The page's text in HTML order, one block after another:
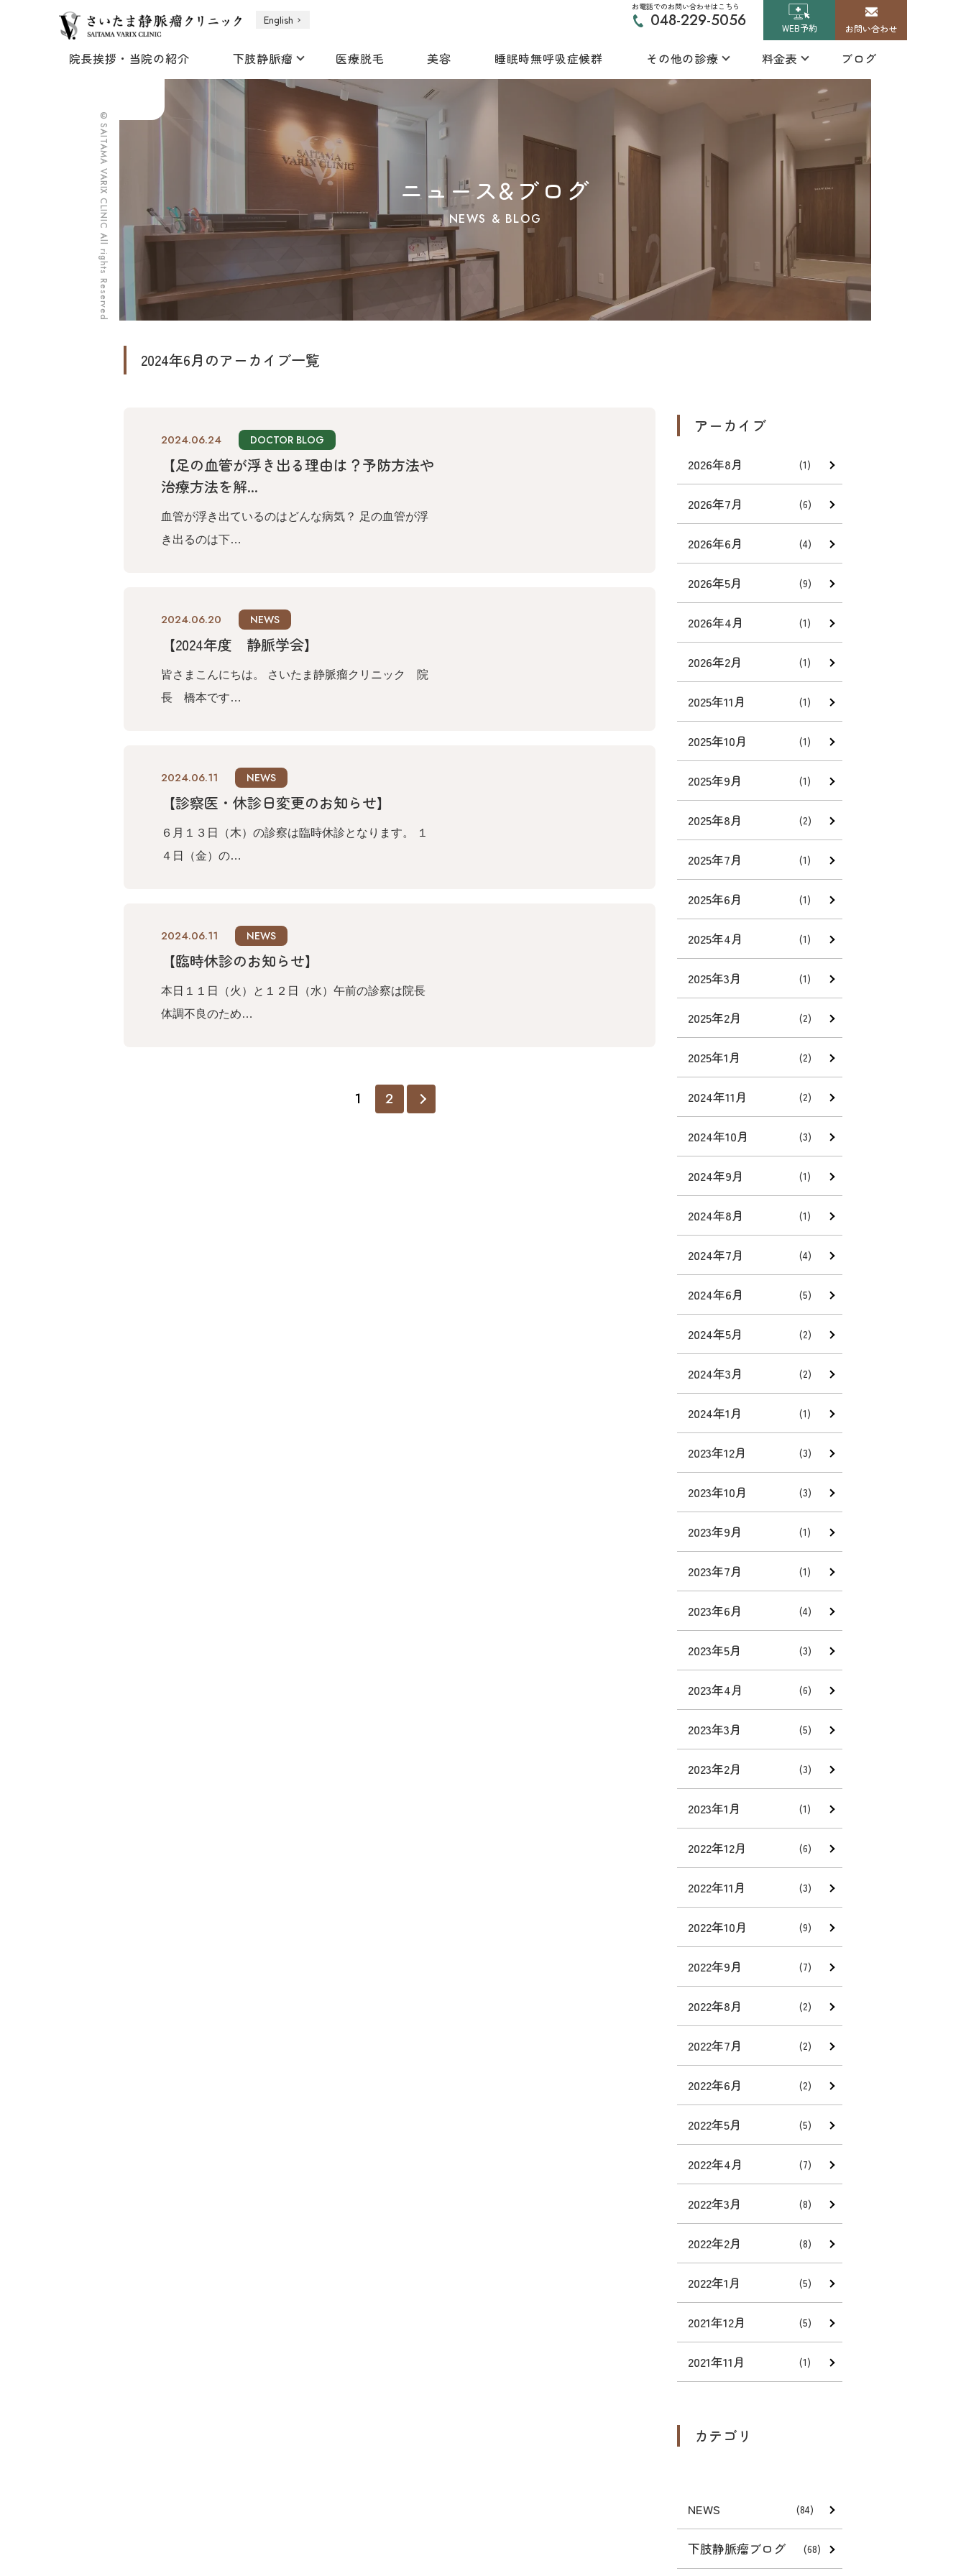
English
お電話でのお問い合わせはこちら
048-229-5056 WEB予約 お問い合わせ
院長挨拶・当院の紹介 下肢静脈瘤 医療脱毛 美容 睡眠時無呼吸症候群 その他の診療 料金表 ブログ
©SAITAMA VARIX CLINIC All rights Reserved ニュース&ブログ
NEWS & BLOG
2024年6月のアーカイブ一覧
2024.06.24 DOCTOR BLOG
【足の血管が浮き出る理由は？予防方法や
治療方法を解...
血管が浮き出ているのはどんな病気？ 足の血管が浮
き出るのは下…
2024.06.20 NEWS
【2024年度 静脈学会】
皆さまこんにちは。 さいたま静脈瘤クリニック 院
長 橋本です…
2024.06.11 NEWS
【診察医・休診日変更のお知らせ】
６月１３日（木）の診察は臨時休診となります。 １
４日（金）の…
2024.06.11 NEWS
【臨時休診のお知らせ】
本日１１日（火）と１２日（水）午前の診察は院長
体調不良のため…
1 2
アーカイブ
2026年8月 (1)
2026年7月 (6)
2026年6月 (4)
2026年5月 (9)
2026年4月 (1)
2026年2月 (1)
2025年11月 (1)
2025年10月 (1)
2025年9月 (1)
2025年8月 (2)
2025年7月 (1)
2025年6月 (1)
2025年4月 (1)
2025年3月 (1)
2025年2月 (2)
2025年1月 (2)
2024年11月 (2)
2024年10月 (3)
2024年9月 (1)
2024年8月 (1)
2024年7月 (4)
2024年6月 (5)
2024年5月 (2)
2024年3月 (2)
2024年1月 (1)
2023年12月 (3)
2023年10月 (3)
2023年9月 (1)
2023年7月 (1)
2023年6月 (4)
2023年5月 (3)
2023年4月 (6)
2023年3月 (5)
2023年2月 (3)
2023年1月 (1)
2022年12月 (6)
2022年11月 (3)
2022年10月 (9)
2022年9月 (7)
2022年8月 (2)
2022年7月 (2)
2022年6月 (2)
2022年5月 (5)
2022年4月 (7)
2022年3月 (8)
2022年2月 (8)
2022年1月 (5)
2021年12月 (5)
2021年11月 (1)
カテゴリ
NEWS (84)
下肢静脈瘤ブログ (68)